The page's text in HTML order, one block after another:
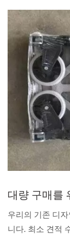
대량 구매를
우리의 기존 디
니다. 최소 견적